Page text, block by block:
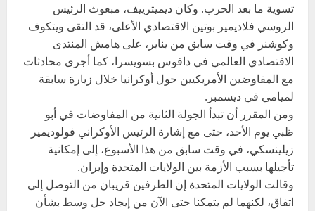
تسوية ما بعد الحرب. وكان ديميترييف، مبعوث الرئيس
الروسي فلاديمير بوتين الاقتصادي الأعلى، قد التقى ويتكوف
وكوشنر في وقت سابق من يناير، على هامش المنتدى
الاقتصادي العالمي في دافوس بسويسرا، كما أجرى محادثات
مع المفاوضين الأمريكيين حول أوكرانيا خلال زيارة سابقة
لميامي في ديسمبر.
ومن المقرر أن تبدأ الجولة الثانية من المفاوضات في أبو
ظبي يوم الأحد، حتى مع إشارة الرئيس الأوكراني فولوديمير
زيلينسكي، في وقت سابق من هذا الأسبوع، إلى إمكانية
تأجيلها بسبب الأزمة بين الولايات المتحدة وإيران.
وقالت الولايات المتحدة إن الطرفين قريبان من التوصل إلى
اتفاق، لكنهما لم يتمكنا حتى الآن من إيجاد حل وسط بشأن